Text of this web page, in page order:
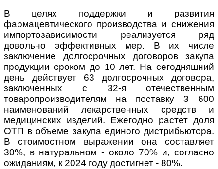
В целях поддержки и развития
фармацевтического производства и снижения
импортозависимости реализуется ряд
довольно эффективных мер. В их числе
заключение долгосрочных договоров закупа
продукции сроком до 10 лет. На сегодняшний
день действует 63 долгосрочных договора,
заключенных с 32-я отечественным
товаропроизводителям на поставку 3 600
наименований лекарственных средств и
медицинских изделий. Ежегодно растет доля
ОТП в объеме закупа единого дистрибьютора.
В стоимостном выражении она составляет
30%, в натуральном - около 70% и, согласно
ожиданиям, к 2024 году достигнет - 80%.